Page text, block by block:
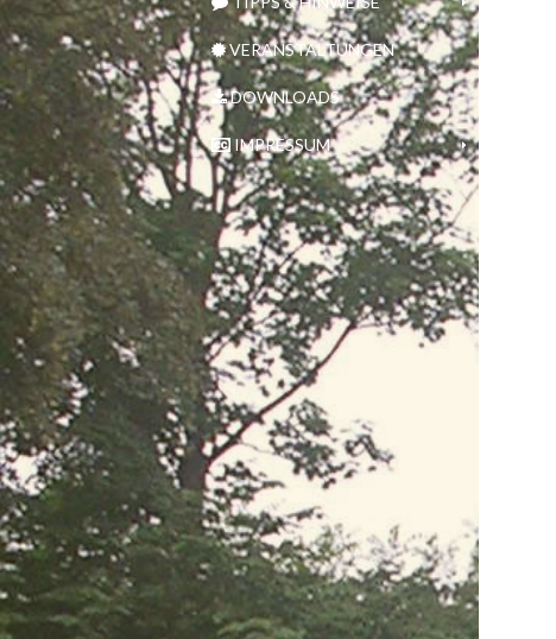
VERANSTALTUNGEN
DOWNLOADS
IMPRESSUM